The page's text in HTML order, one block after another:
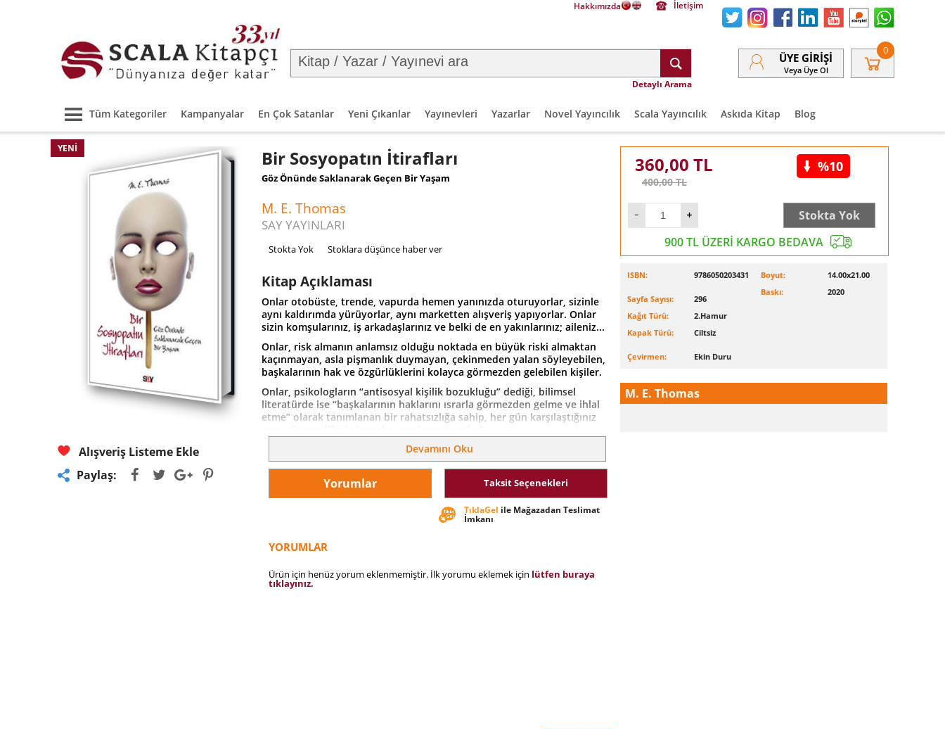
Hakkımızda İletişim
Detaylı Arama
ÜYE GIRIŞI
Veya Üye Ol
0
Tüm Kategoriler Kampanyalar En Çok Satanlar Yeni Çıkanlar Yayınevleri Yazarlar Novel Yayıncılık Scala Yayıncılık Askıda Kitap Blog
YENI
Alışveriş Listeme Ekle
Paylaş:
Bir Sosyopatın İtirafları
Göz Önünde Saklanarak Geçen Bir Yaşam
M. E. Thomas
SAY YAYINLARI
Stokta Yok Stoklara düşünce haber ver
Kitap Açıklaması
Onlar otobüste, trende, vapurda hemen yanınızda oturuyorlar, sizinle
aynı kaldırımda yürüyorlar, aynı marketten alışveriş yapıyorlar. Onlar
sizin komşularınız, iş arkadaşlarınız ve belki de en yakınlarınız; aileniz...
Onlar, risk almanın anlamsız olduğu noktada en büyük riski almaktan
kaçınmayan, asla pişmanlık duymayan, çekinmeden yalan söyleyebilen,
başkalarının hak ve özgürlüklerini kolayca görmezden gelebilen kişiler.
Onlar, psikologların “antisosyal kişilik bozukluğu” dediği, bilimsel
literatürde ise “başkalarının haklarını ısrarla görmezden gelme ve ihlal
etme” olarak tanımlanan bir rahatsızlığa sahip, her gün karşılaştığınız
Bir Sosyopatın İtirafları, sizi bir sosyopatın zihninde yolculuğa çıkararak
onun hayata dair tüm düşünce akışını yakından izlemenizi sağlayacak,
''Sürükleyici ve önemli bir kitap... Açığa vuran... Eğlence treninde
Devamını Oku
Yorumlar Taksit Seçenekleri
TıklaGel ile Mağazadan Teslimat
İmkanı
YORUMLAR
Ürün için henüz yorum eklenmemiştir. İlk yorumu eklemek için lütfen buraya
tıklayınız.
360,00 TL
400,00TL
%10
Stokta Yok
900 TL ÜZERİ KARGO BEDAVA
ISBN: 9786050203431
Sayfa Sayısı:
296
Kağıt Türü:
2.Hamur
Kapak Türü:
Ciltsiz
Çevirmen: Ekin Duru
Boyut:
14.00x21.00
Baskı:
2020
M. E. Thomas